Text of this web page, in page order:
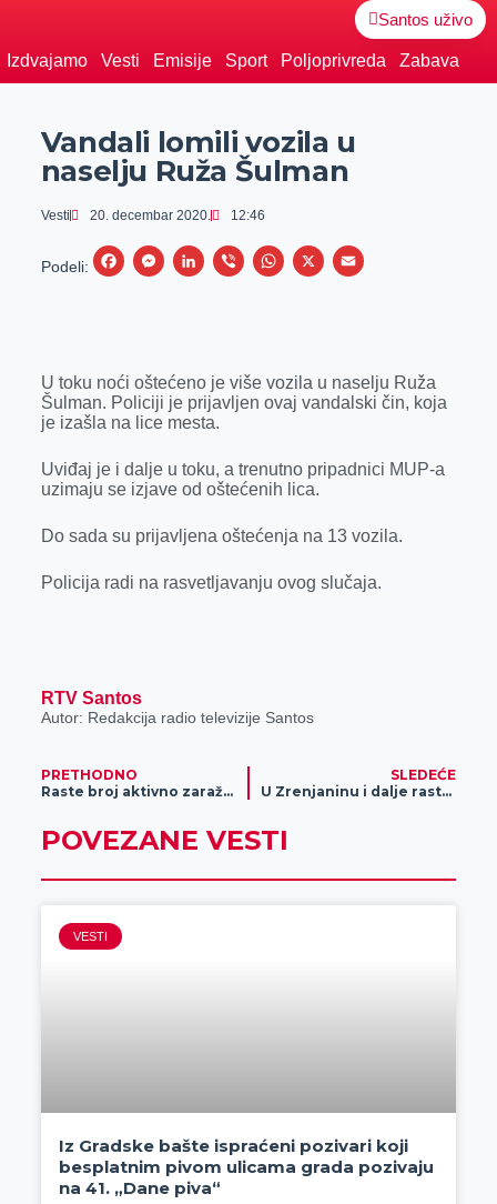
Santos uživo
Izdvajamo Vesti Emisije Sport Poljoprivreda Zabava
Vandali lomili vozila u
naselju Ruža Šulman
Vesti 20. decembar 2020. 12:46
Podeli:
F
b
o
k
M
e
n
e
L
e
d
n
V
r
W
s
A
p
X
E
l
U toku noći oštećeno je više vozila u naselju Ruža
Šulman. Policiji je prijavljen ovaj vandalski čin, koja
je izašla na lice mesta.
Uviđaj je i dalje u toku, a trenutno pripadnici MUP-a
uzimaju se izjave od oštećenih lica.
Do sada su prijavljena oštećenja na 13 vozila.
Policija radi na rasvetljavanju ovog slučaja.
RTV Santos
Autor: Redakcija radio televizije Santos
PRETHODNO
Raste broj aktivno zaraženih u Zrenjaninu
SLEDEĆE
U Zrenjaninu i dalje raste broj zaraženih koronavirusom
POVEZANE VESTI
VESTI
Iz Gradske bašte ispraćeni pozivari koji
besplatnim pivom ulicama grada pozivaju
na 41. „Dane piva“